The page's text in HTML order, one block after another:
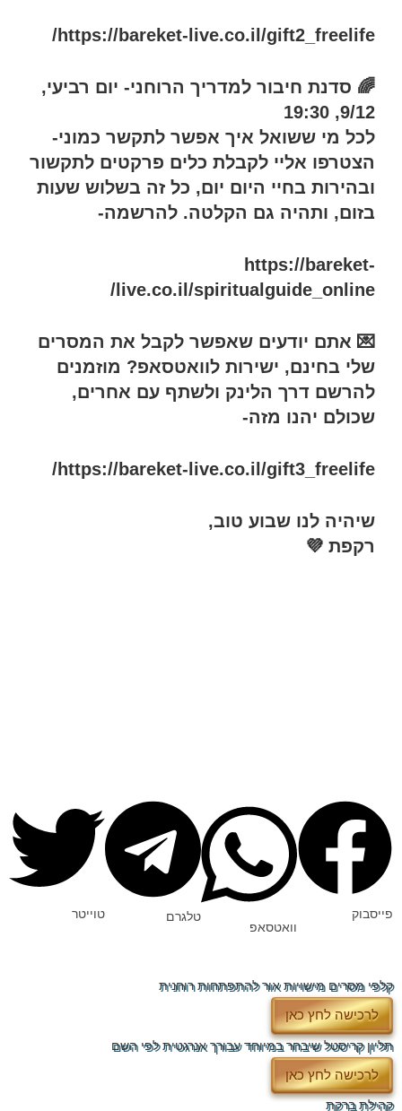
https://bareket-live.co.il/gift2_freelife/
🌈 סדנת חיבור למדריך הרוחני- יום רביעי,
9/12, 19:30
לכל מי ששואל איך אפשר לתקשר כמוני-
הצטרפו אליי לקבלת כלים פרקטים לתקשור
ובהירות בחיי היום יום, כל זה בשלוש שעות
בזום, ותהיה גם הקלטה. להרשמה-
https://bareket-
live.co.il/spiritualguide_online/
💌 אתם יודעים שאפשר לקבל את המסרים
שלי בחינם, ישירות לוואטסאפ? מוזמנים
להרשם דרך הלינק ולשתף עם אחרים,
שכולם יהנו מזה-
https://bareket-live.co.il/gift3_freelife/
שיהיה לנו שבוע טוב,
רקפת 💜
פייסבוק
וואטסאפ
טלגרם טוייטר
קלפי מסרים מישויות אור להתפתחות רוחנית
לרכישה לחץ כאן
תליון קריסטל שיבחר במיוחד עבורך אנרגטית לפי השם
לרכישה לחץ כאן
קהילת ברקת